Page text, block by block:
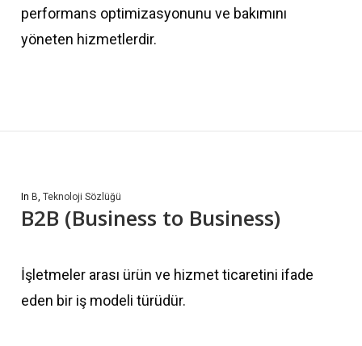
performans optimizasyonunu ve bakımını
yöneten hizmetlerdir.
In B, Teknoloji Sözlüğü
B2B (Business to Business)
İşletmeler arası ürün ve hizmet ticaretini ifade
eden bir iş modeli türüdür.